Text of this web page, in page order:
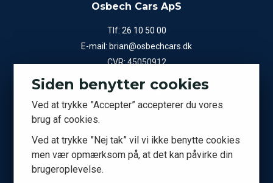
Osbech Cars ApS
Tlf: 26 10 50 00
E-mail: brian@osbechcars.dk
CVR: 45050912
Showroom
Kontor
Siden benytter cookies
Ved at trykke ”Accepter” accepterer du vores
brug af cookies.
Ved at trykke ”Nej tak” vil vi ikke benytte cookies
men vær opmærksom på, at det kan påvirke din
brugeroplevelse.